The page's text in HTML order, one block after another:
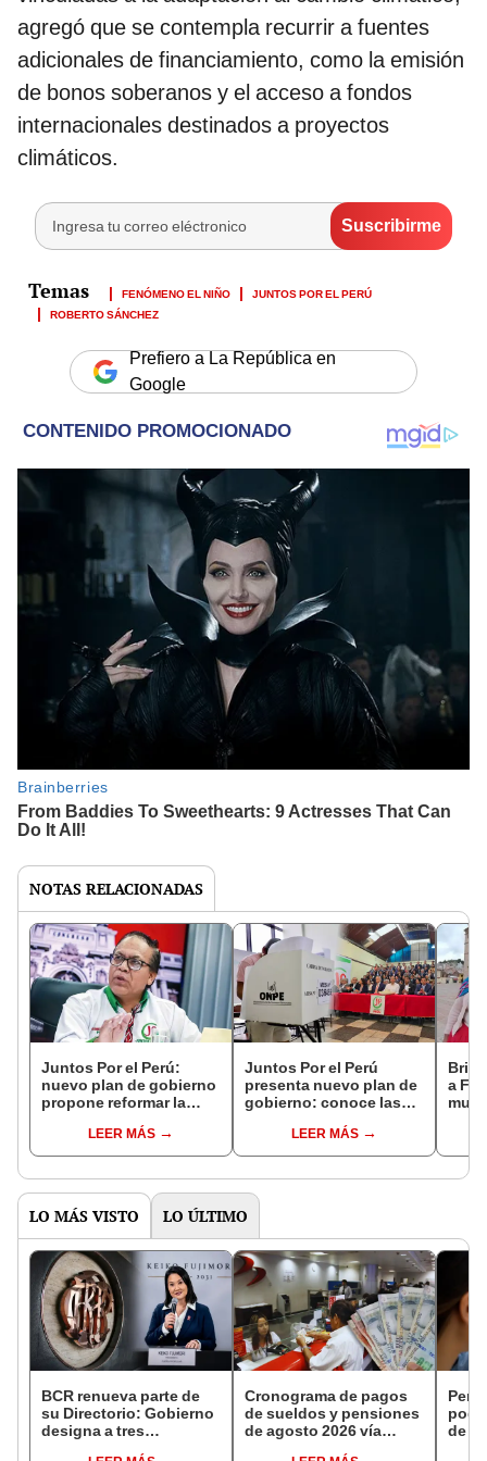
agregó que se contempla recurrir a fuentes
adicionales de financiamiento, como la emisión
de bonos soberanos y el acceso a fondos
internacionales destinados a proyectos
climáticos.
FENÓMENO EL NIÑO
JUNTOS POR EL PERÚ
ROBERTO SÁNCHEZ
Prefiero a La República en
Google
NOTAS RELACIONADAS
Juntos Por el Perú:
nuevo plan de gobierno
propone reformar la
y construir cinco mega
cárceles
LEER MÁS
Juntos Por el Perú
presenta nuevo plan de
gobierno: conoce las
partido a días de la
segunda vuelta
LEER MÁS
a
LO MÁS VISTO LO ÚLTIMO
BCR renueva parte de
su Directorio: Gobierno
designa a tres
Cronograma de pagos
de sueldos y pensiones
de agosto 2026 vía
de